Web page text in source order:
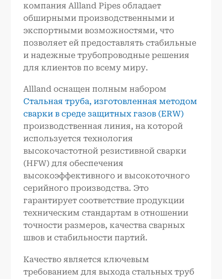
компания Allland Pipes обладает
обширными производственными и
экспортными возможностями, что
позволяет ей предоставлять стабильные
и надежные трубопроводные решения
для клиентов по всему миру.
Allland оснащен полным набором
Стальная труба, изготовленная методом
сварки в среде защитных газов (ERW)
производственная линия, на которой
используется технология
высокочастотной резистивной сварки
(HFW) для обеспечения
высокоэффективного и высокоточного
серийного производства. Это
гарантирует соответствие продукции
техническим стандартам в отношении
точности размеров, качества сварных
швов и стабильности партий.
Качество является ключевым
требованием для выхода стальных труб